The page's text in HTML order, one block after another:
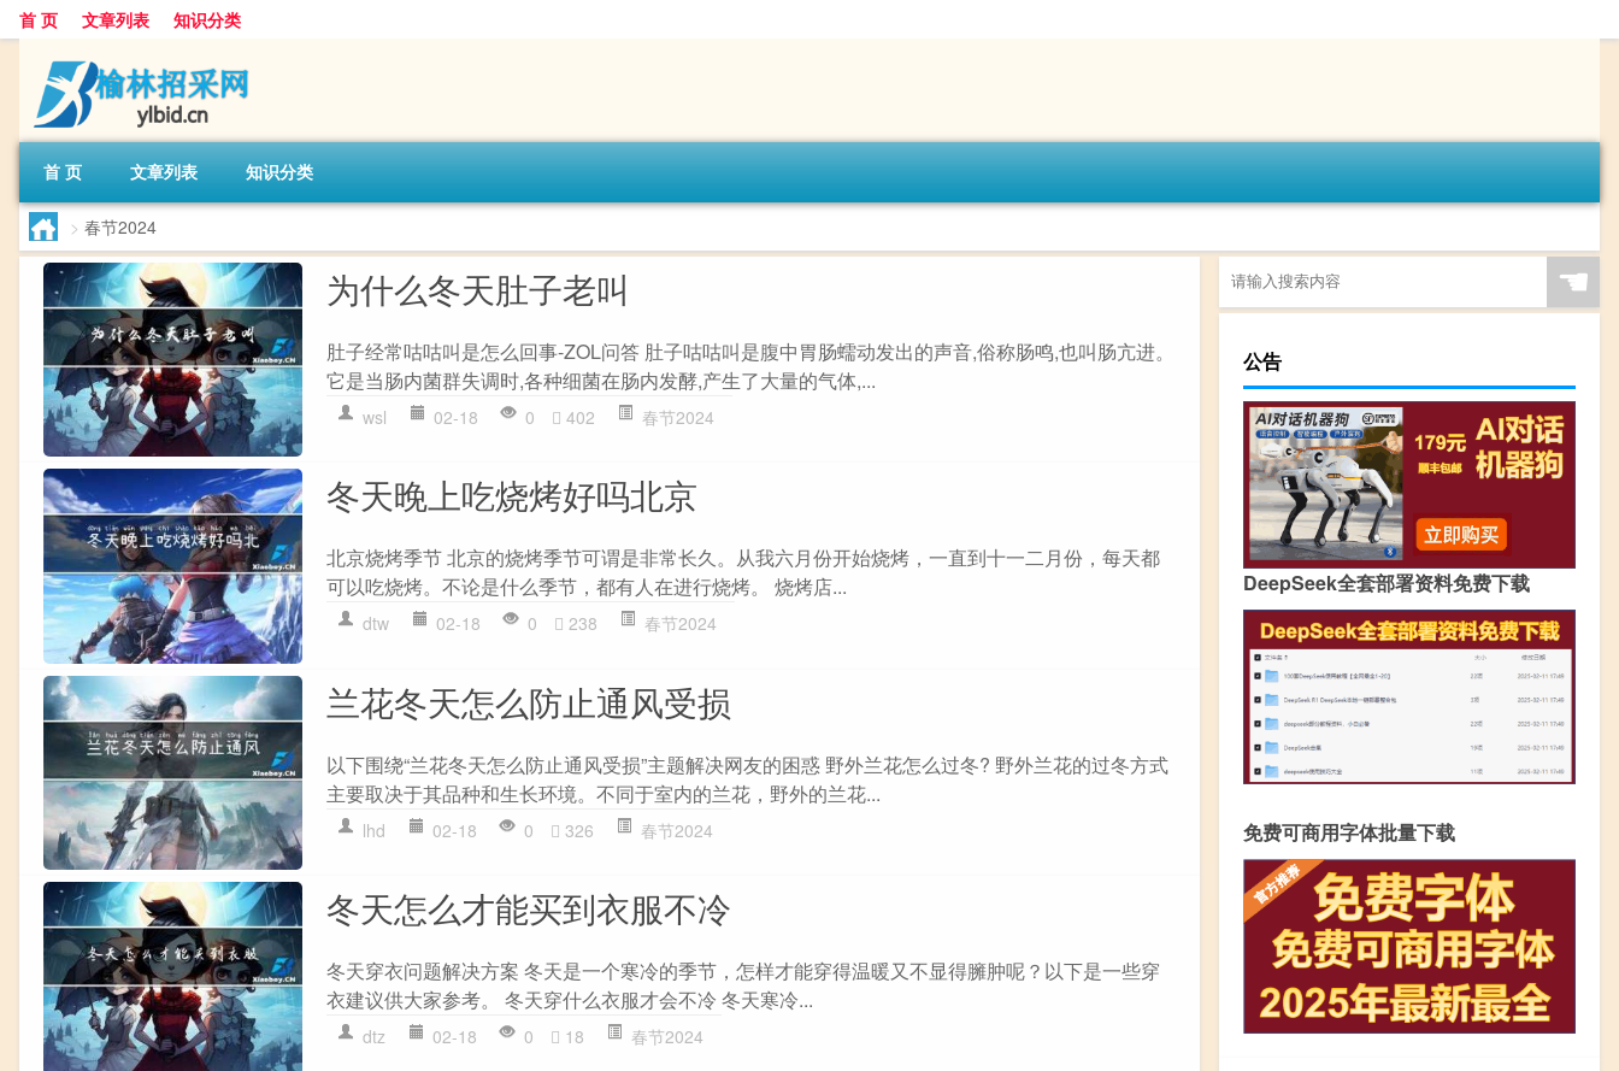
首 页 文章列表 知识分类
首 页 文章列表 知识分类
> 春节2024
为什么冬天肚子老叫
肚子经常咕咕叫是怎么回事-ZOL问答 肚子咕咕叫是腹中胃肠蠕动发出的声音,俗称肠鸣,也叫肠亢进。
它是当肠内菌群失调时,各种细菌在肠内发酵,产生了大量的气体,...
wsl 02-18 0 402 春节2024
冬天晚上吃烧烤好吗北京
北京烧烤季节 北京的烧烤季节可谓是非常长久。从我六月份开始烧烤，一直到十一二月份，每天都
可以吃烧烤。不论是什么季节，都有人在进行烧烤。 烧烤店...
dtw 02-18 0 238 春节2024
兰花冬天怎么防止通风受损
以下围绕“兰花冬天怎么防止通风受损”主题解决网友的困惑 野外兰花怎么过冬? 野外兰花的过冬方式
主要取决于其品种和生长环境。不同于室内的兰花，野外的兰花...
lhd 02-18 0 326 春节2024
冬天怎么才能买到衣服不冷
冬天穿衣问题解决方案 冬天是一个寒冷的季节，怎样才能穿得温暖又不显得臃肿呢？以下是一些穿
衣建议供大家参考。 冬天穿什么衣服才会不冷 冬天寒冷...
dtz 02-18 0 18 春节2024
☚
公告
DeepSeek全套部署资料免费下载
免费可商用字体批量下载